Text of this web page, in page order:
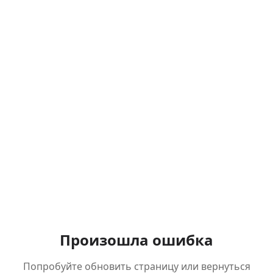
Произошла ошибка
Попробуйте обновить страницу или вернуться